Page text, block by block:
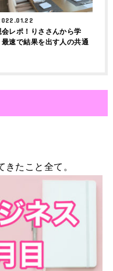
会レポ！りささんから学
速で結果を出す人の共通
たこと全て。